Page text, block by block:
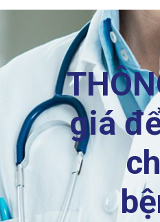
giá